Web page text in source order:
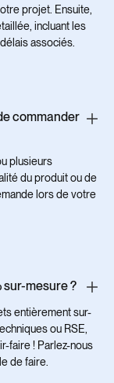
projet. Ensuite,
incluant les
associés.
commander
plusieurs
du produit ou de
lors de votre
sur-mesure ?
entièrement sur-
ou RSE,
faire ! Parlez-nous
de faire.